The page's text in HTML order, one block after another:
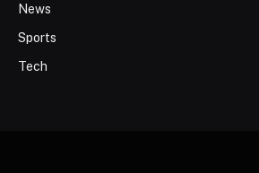
News
Sports
Tech